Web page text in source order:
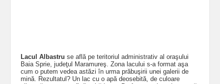
Lacul Albastru se află pe teritoriul administrativ al oraşului
Baia Sprie, judeţul Maramureş. Zona lacului s-a format aşa
cum o putem vedea astăzi în urma prăbuşirii unei galerii de
mină. Rezultatul? Un lac cu o apă deosebită, de culoare